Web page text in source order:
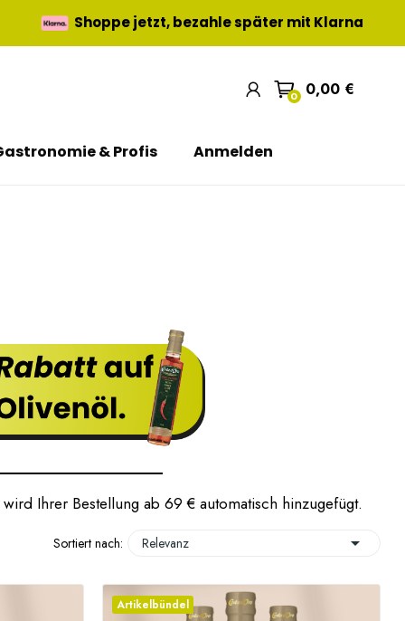
Shoppe jetzt, bezahle später mit Klarna
0,00 €
0
& Profis Anmelden
Ihrer Bestellung ab 69 € automatisch hinzugefügt.
Sortiert nach: Relevanz 
Artikelbündel